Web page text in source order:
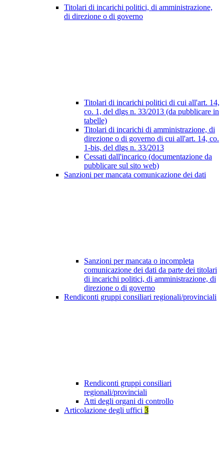
Titolari di incarichi politici, di amministrazione,
di direzione o di governo
Titolari di incarichi politici di cui all'art. 14,
co. 1, del dlgs n. 33/2013 (da pubblicare in
tabelle)
Titolari di incarichi di amministrazione, di
direzione o di governo di cui all'art. 14, co.
1-bis, del dlgs n. 33/2013
Cessati dall'incarico (documentazione da
pubblicare sul sito web)
Sanzioni per mancata comunicazione dei dati
Sanzioni per mancata o incompleta
comunicazione dei dati da parte dei titolari
di incarichi politici, di amministrazione, di
direzione o di governo
Rendiconti gruppi consiliari regionali/provinciali
Rendiconti gruppi consiliari
regionali/provinciali
Atti degli organi di controllo
Articolazione degli uffici 3